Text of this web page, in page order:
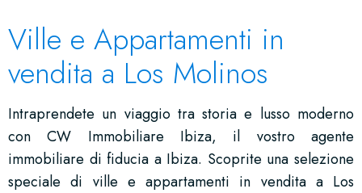
Ville e Appartamenti in
vendita a Los Molinos
Intraprendete un viaggio tra storia e lusso moderno
con CW Immobiliare Ibiza, il vostro agente
immobiliare di fiducia a Ibiza. Scoprite una selezione
speciale di ville e appartamenti in vendita a Los